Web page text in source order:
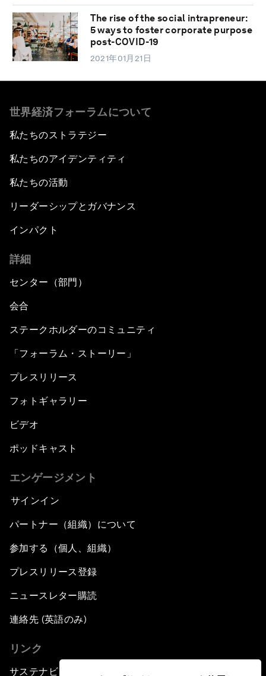
The rise of the social intrapreneur:
5 ways to foster corporate purpose
post-COVID-19
2021年01月21日
世界経済フォーラムについて
私たちのストラテジー
私たちのアイデンティティ
私たちの活動
リーダーシップとガバナンス
インパクト
詳細
センター（部門）
会合
ステークホルダーのコミュニティ
「フォーラム・ストーリー」
プレスリリース
フォトギャラリー
ビデオ
ポッドキャスト
エンゲージメント
サインイン
パートナー（組織）について
参加する（個人、組織）
プレスリリース登録
ニュースレター購読
連絡先 (英語のみ)
リンク
サステナビリティへの取り組み